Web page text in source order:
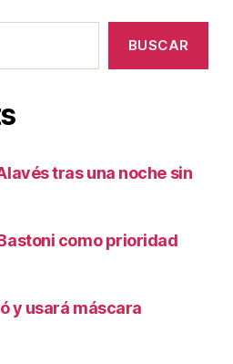
BUSCAR
tras una noche sin
como prioridad
y usará máscara